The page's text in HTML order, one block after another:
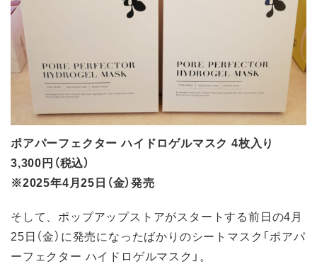
ポアパーフェクター ハイドロゲルマスク 4枚入り
3,300円（税込）
※2025年4月25日（金）発売
そして、ポップアップストアがスタートする前日の4月
25日（金）に発売になったばかりのシートマスク「ポアパ
ーフェクター ハイドロゲルマスク」。